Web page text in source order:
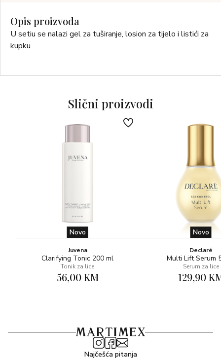
Opis proizvoda
U setiu se nalazi gel za tuširanje, losion za tijelo i listići za
kupku
Slični proizvodi
Novo
Juvena
Clarifying Tonic 200 ml
Tonik za lice
56,00 KM
Novo
Declaré
Multi Lift Serum
Serum za lice
129,90
Najčešća pitanja